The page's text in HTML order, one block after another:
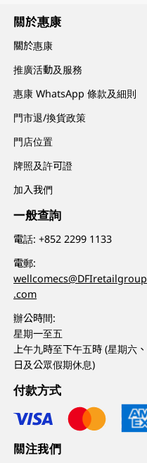
關於惠康
關於惠康
推廣活動及服務
惠康 WhatsApp 條款及細則
門市退/換貨政策
門店位置
牌照及許可證
加入我們
一般查詢
電話:+852 2299 1133
電郵:
wellcomecs@DFIretailgroup
.com
辦公時間:
星期一至五
上午九時至下午五時 (星期六、
日及公眾假期休息)
付款方式
關注我們